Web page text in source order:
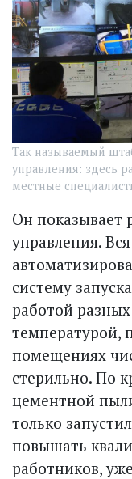
Так называемый
управления: здесь
местные
Он показывает
управления.
систему
работой
температурой,
помещениях
стерильно. По
цементной
только
повышать
работников,